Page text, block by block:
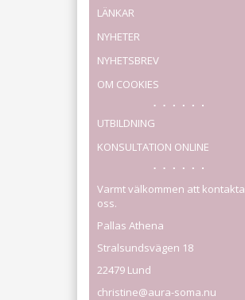
LÄNKAR
NYHETER
NYHETSBREV
OM COOKIES
UTBILDNING
KONSULTATION ONLINE
Varmt välkommen att kontakta
oss.
Pallas Athena
Stralsundsvägen 18
22479 Lund
christine@aura-soma.nu